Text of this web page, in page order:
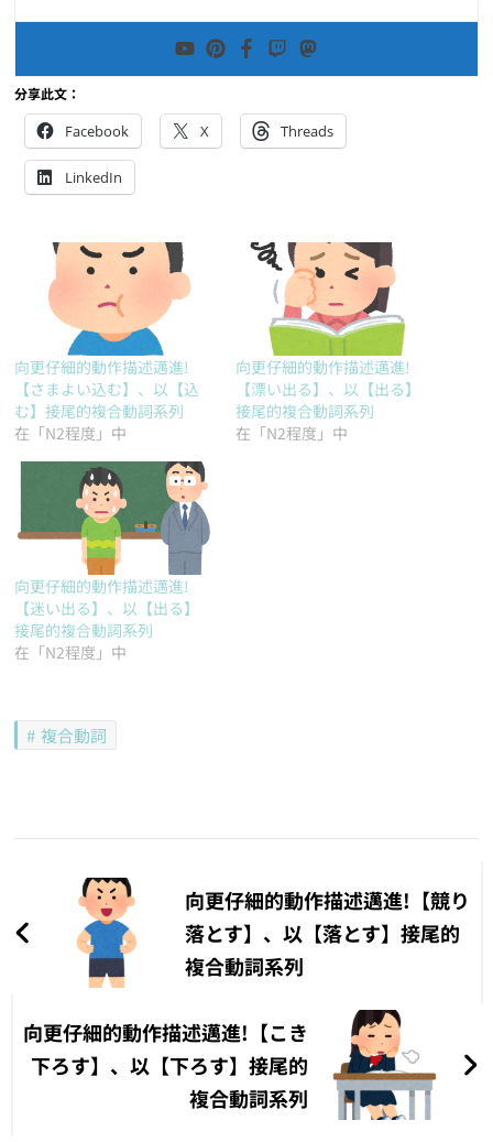
分享此文：
Facebook X Threads
LinkedIn
向更仔細的動作描述邁進!
【さまよい込む】、以【込
む】接尾的複合動詞系列
在「N2程度」中
向更仔細的動作描述邁進!
【漂い出る】、以【出る】
接尾的複合動詞系列
在「N2程度」中
向更仔細的動作描述邁進!
【迷い出る】、以【出る】
接尾的複合動詞系列
在「N2程度」中
複合動詞
導
向更仔細的動作描述邁進!【競り
落とす】、以【落とす】接尾的
複合動詞系列
向更仔細的動作描述邁進!【こき
下ろす】、以【下ろす】接尾的
複合動詞系列